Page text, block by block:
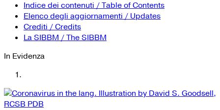
Tutti i siti Zanichelli per la scuola
Collezioni Università
Facebook
Twitter
Instagram
Instagram scuola
Mail
Indice dei contenuti / Table of Contents
Elenco degli aggiornamenti / Updates
Crediti / Credits
La SIBBM / The SIBBM
In Evidenza